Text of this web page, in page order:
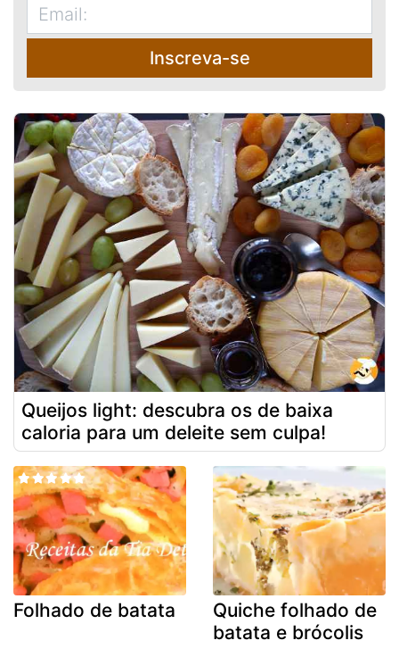
Inscreva-se
Queijos light: descubra os de baixa
caloria para um deleite sem culpa!
Folhado de batata
Quiche folhado de
batata e brócolis